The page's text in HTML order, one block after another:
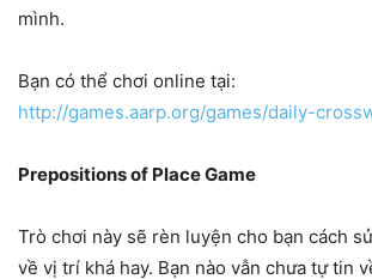
mình.
Bạn có thể chơi online tại:
http://games.aarp.org/games/daily-
Prepositions of Place Game
Trò chơi này sẽ rèn luyện cho bạn cách
về vị trí khá hay. Bạn nào vẫn chưa tự tin